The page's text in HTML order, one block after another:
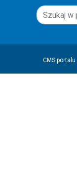
CMS portalu